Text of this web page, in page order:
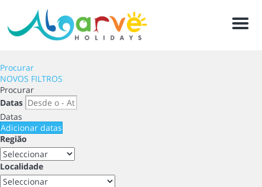
Menú
Procurar
NOVOS FILTROS
Procurar
Datas
Datas
Adicionar datas
Região
Localidade